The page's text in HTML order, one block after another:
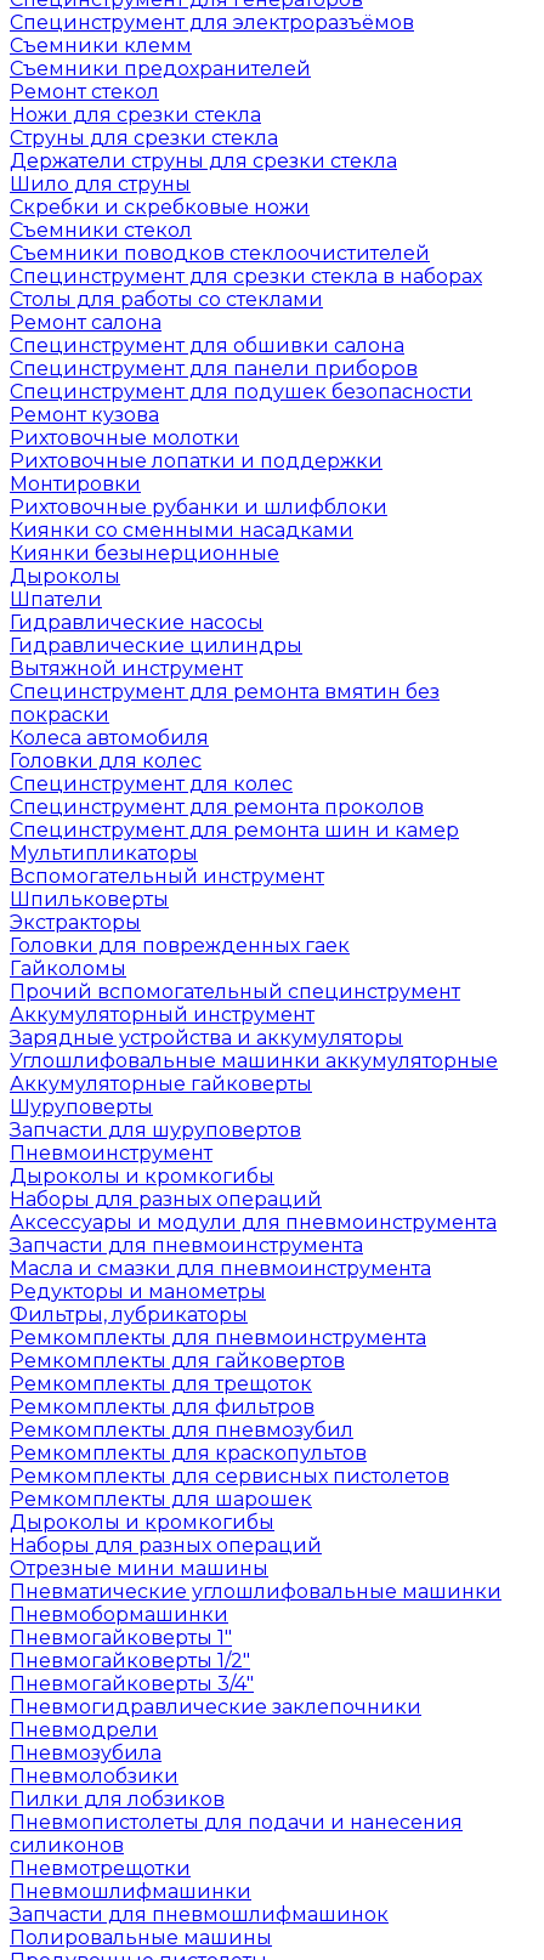
Специнструмент для электроразъёмов
Съемники клемм
Съемники предохранителей
Ремонт стекол
Ножи для срезки стекла
Струны для срезки стекла
Держатели струны для срезки стекла
Шило для струны
Скребки и скребковые ножи
Съемники стекол
Съемники поводков стеклоочистителей
Специнструмент для срезки стекла в наборах
Столы для работы со стеклами
Ремонт салона
Специнструмент для обшивки салона
Специнструмент для панели приборов
Специнструмент для подушек безопасности
Ремонт кузова
Рихтовочные молотки
Рихтовочные лопатки и поддержки
Монтировки
Рихтовочные рубанки и шлифблоки
Киянки со сменными насадками
Киянки безынерционные
Дыроколы
Шпатели
Гидравлические насосы
Гидравлические цилиндры
Вытяжной инструмент
Специнструмент для ремонта вмятин без
покраски
Колеса автомобиля
Головки для колес
Специнструмент для колес
Специнструмент для ремонта проколов
Специнструмент для ремонта шин и камер
Мультипликаторы
Вспомогательный инструмент
Шпильковерты
Экстракторы
Головки для поврежденных гаек
Гайколомы
Прочий вспомогательный специнструмент
Аккумуляторный инструмент
Зарядные устройства и аккумуляторы
Углошлифовальные машинки аккумуляторные
Аккумуляторные гайковерты
Шуруповерты
Запчасти для шуруповертов
Пневмоинструмент
Дыроколы и кромкогибы
Наборы для разных операций
Аксессуары и модули для пневмоинструмента
Запчасти для пневмоинструмента
Масла и смазки для пневмоинструмента
Редукторы и манометры
Фильтры, лубрикаторы
Ремкомплекты для пневмоинструмента
Ремкомплекты для гайковертов
Ремкомплекты для трещоток
Ремкомплекты для фильтров
Ремкомплекты для пневмозубил
Ремкомплекты для краскопультов
Ремкомплекты для сервисных пистолетов
Ремкомплекты для шарошек
Дыроколы и кромкогибы
Наборы для разных операций
Отрезные мини машины
Пневматические углошлифовальные машинки
Пневмобормашинки
Пневмогайковерты 1"
Пневмогайковерты 1/2"
Пневмогайковерты 3/4"
Пневмогидравлические заклепочники
Пневмодрели
Пневмозубила
Пневмолобзики
Пилки для лобзиков
Пневмопистолеты для подачи и нанесения
силиконов
Пневмотрещотки
Пневмошлифмашинки
Запчасти для пневмошлифмашинок
Полировальные машины